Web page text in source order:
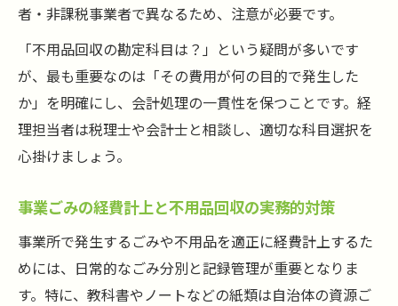
者・非課税事業者で異なるため、注意が必要です。
「不用品回収の勘定科目は？」という疑問が多いです
が、最も重要なのは「その費用が何の目的で発生した
か」を明確にし、会計処理の一貫性を保つことです。経
理担当者は税理士や会計士と相談し、適切な科目選択を
心掛けましょう。
事業ごみの経費計上と不用品回収の実務的対策
事業所で発生するごみや不用品を適正に経費計上するた
めには、日常的なごみ分別と記録管理が重要となりま
す。特に、教科書やノートなどの紙類は自治体の資源ご